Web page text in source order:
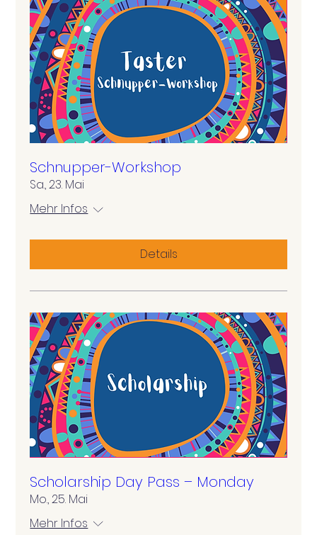
Schnupper-Workshop
Sa., 23. Mai
Mehr Infos
Details
Scholarship Day Pass – Monday
Mo., 25. Mai
Mehr Infos